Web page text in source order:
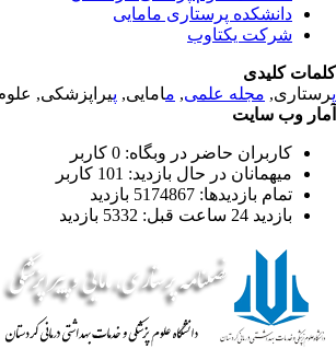
دانشکده پرستاری مامایی
شرکت یکتاوب
کلیدی
مجله علمی, م امایی, پیراپزشکی,
وب سایت
کاربران حاضر در وبگاه: 0 کاربر
میهمانان در حال بازدید: 101 کاربر
تمام بازدید‌ها: 5174867 بازدید
بازدید 24 ساعت قبل: 5332 بازدید